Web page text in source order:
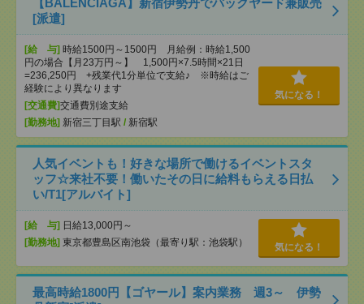
【BALENCIAGA】新宿伊勢丹でバックヤード兼販売
[派遣]
[給 与] 時給1500円～1500円 月給例：時給1,500
円の場合【月23万円～】 1,500円×7.5時間×21日
=236,250円 +残業代1分単位で支給♪ ※時給はご
経験により異なります
[交通費]交通費別途支給
[勤務地] 新宿三丁目駅 / 新宿駅
気になる！
人気イベントも！好きな場所で働けるイベントスタ
ッフ☆来社不要！働いたその日に給料もらえる日払
い/T1[アルバイト]
[給 与] 日給13,000円～
[勤務地] 東京都豊島区南池袋（最寄り駅：池袋駅） 気になる！
最高時給1800円【ゴヤール】案内業務 週3～ 伊勢